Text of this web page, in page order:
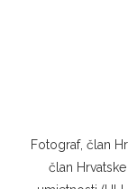
Fotograf, član
član